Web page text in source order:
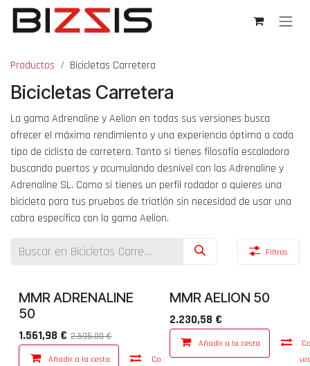
Ir al contenido
Productos Bicicletas Carretera
Bicicletas Carretera
La gama Adrenaline y Aelion en todas sus versiones busca
ofrecer el máximo rendimiento y una experiencia óptima a cada
tipo de ciclista de carretera. Tanto si tienes filosofía escaladora
buscando puertos y acumulando desnivel con las Adrenaline y
Adrenaline SL. Como si tienes un perfil rodador o quieres una
bicicleta para tus pruebas de triatlón sin necesidad de usar una
cabra específica con la gama Aelion.
Filtros
MMR ADRENALINE
50
1.561,98 € 2.595,00€
Añadir a la cesta Comparar Añadir a lista de
MMR AELION 50
2.230,58 €
Añadir a la cesta